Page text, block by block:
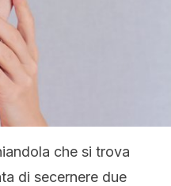
che si trova
di secernere due